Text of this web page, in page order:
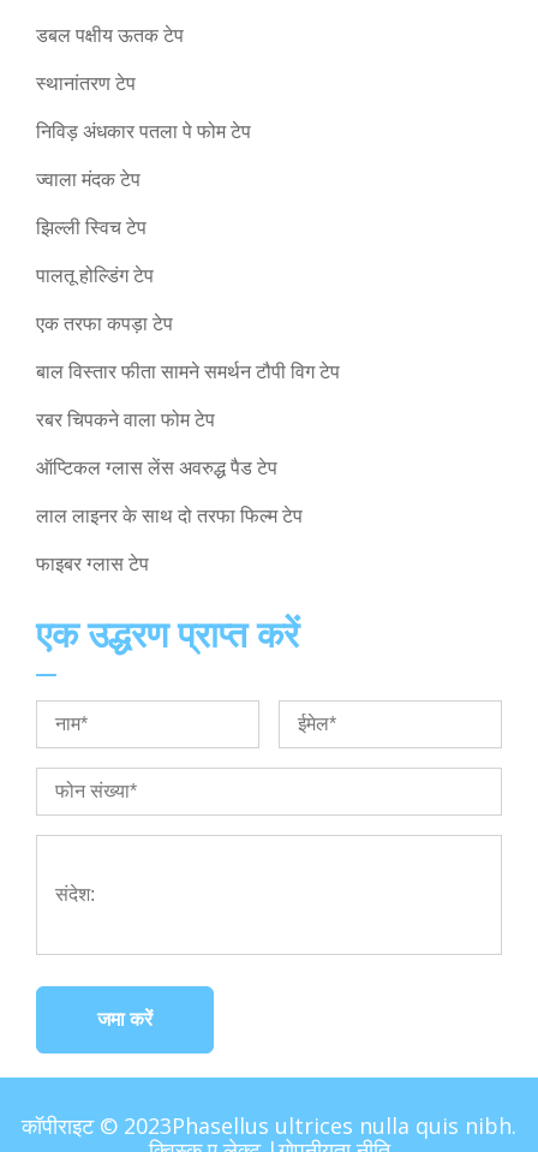
डबल पक्षीय ऊतक टेप
स्थानांतरण टेप
निविड़ अंधकार पतला पे फोम टेप
ज्वाला मंदक टेप
झिल्ली स्विच टेप
पालतू होल्डिंग टेप
एक तरफा कपड़ा टेप
बाल विस्तार फीता सामने समर्थन टौपी विग टेप
रबर चिपकने वाला फोम टेप
ऑप्टिकल ग्लास लेंस अवरुद्ध पैड टेप
लाल लाइनर के साथ दो तरफा फिल्म टेप
फाइबर ग्लास टेप
एक उद्धरण प्राप्त करें
जमा करें
कॉपीराइट © 2023Phasellus ultrices nulla quis nibh.